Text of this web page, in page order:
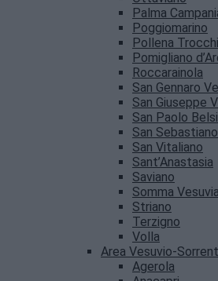
Palma
Poggiomarino
Pollena
Pomigliano
Roccarainola
San Gennaro
San Giuseppe
San Paolo
San
San Vitaliano
Sant’Anastasia
Saviano
Somma
Striano
Terzigno
Volla
Area Vesuvio-
Agerola